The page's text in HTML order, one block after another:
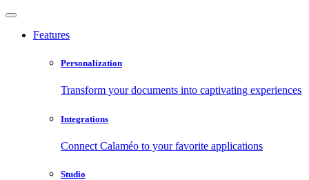
Features
Personalization
Transform your documents into captivating experiences
Integrations
Connect Calaméo to your favorite applications
Studio